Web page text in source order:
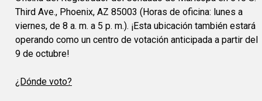
Third Ave., Phoenix, AZ 85003 (Horas de oficina: lunes a
viernes, de 8 a. m. a 5 p. m.). ¡Esta ubicación también estará
operando como un centro de votación anticipada a partir del
9 de octubre!
¿Dónde voto?